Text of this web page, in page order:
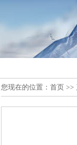
您现在的位置： 首页 >>